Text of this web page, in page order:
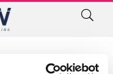
Moretti